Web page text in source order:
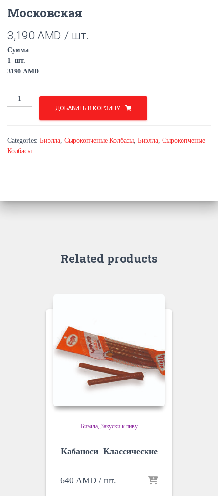
Московская
3,190 AMD / шт.
Сумма
1 шт.
3190 AMD
Московская
quantity
ДОБАВИТЬ В КОРЗИНУ
Categories: Биэлла, Сырокопченые Колбасы, Биэлла, Сырокопченые
Колбасы
Related products
Биэлла ,Закуски к пиву
Кaбаноси Классические
640 AMD / шт.